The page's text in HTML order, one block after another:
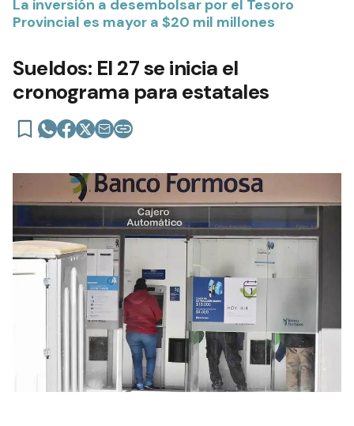
La inversión a desembolsar por el Tesoro
Provincial es mayor a $20 mil millones
Sueldos: El 27 se inicia el
cronograma para estatales